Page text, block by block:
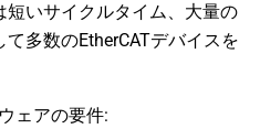
短いサイクルタイム、大量の
多数のEtherCATデバイスを
ェアの要件: